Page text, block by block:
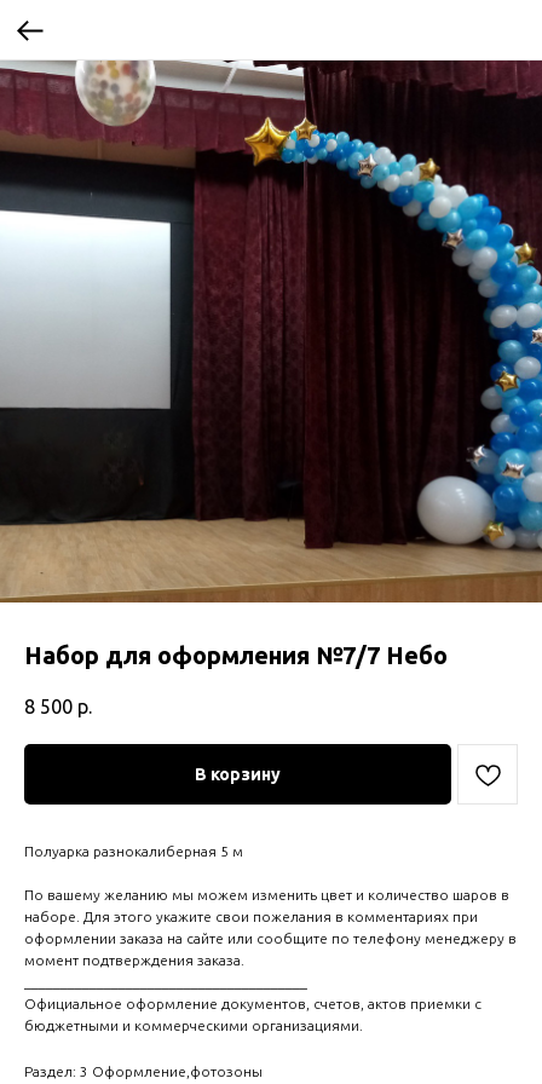
Набор для оформления №7/7 Небо
8 500 р.
В корзину
Полуарка разнокалиберная 5 м
По вашему желанию мы можем изменить цвет и количество шаров в
наборе. Для этого укажите свои пожелания в комментариях при
оформлении заказа на сайте или сообщите по телефону менеджеру в
момент подтверждения заказа.
Официальное оформление документов, счетов, актов приемки с
бюджетными и коммерческими организациями.
Раздел: 3 Оформление,фотозоны